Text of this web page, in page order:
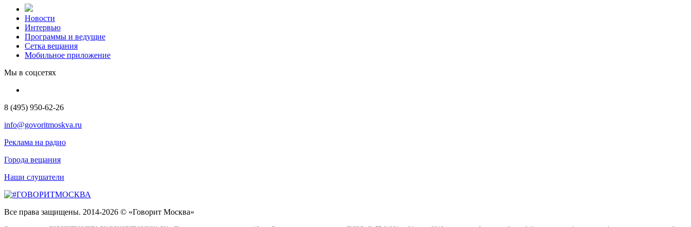
Новости
Интервью
Программы и ведущие
Сетка вещания
Мобильное приложение
Мы в соцсетях
8 (495) 950-62-26
info@govoritmoskva.ru
Реклама на радио
Города вещания
Наши слушатели
Все права защищены. 2014-2026 © «Говорит Москва»